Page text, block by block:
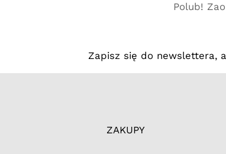
Polub!
Zapisz się do newslettera,
ZAKUPY